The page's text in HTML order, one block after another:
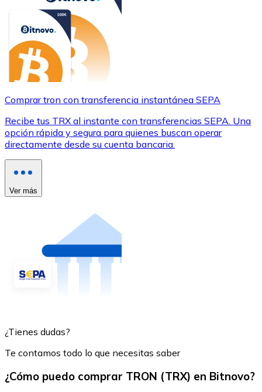
Comprar tron con transferencia instantánea SEPA
Recibe tus TRX al instante con transferencias SEPA. Una
opción rápida y segura para quienes buscan operar
directamente desde su cuenta bancaria.
Ver más
¿Tienes dudas?
Te contamos todo lo que necesitas saber
¿Cómo puedo comprar TRON (TRX) en Bitnovo?